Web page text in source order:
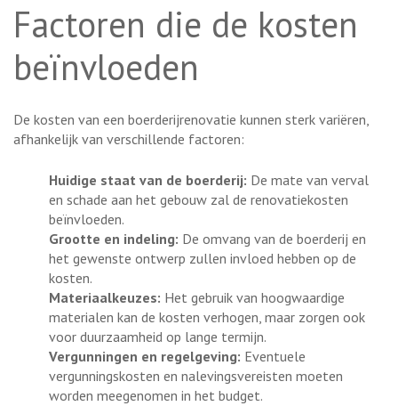
Factoren die de kosten
beïnvloeden
De kosten van een boerderijrenovatie kunnen sterk variëren,
afhankelijk van verschillende factoren:
Huidige staat van de boerderij: De mate van verval
en schade aan het gebouw zal de renovatiekosten
beïnvloeden.
Grootte en indeling: De omvang van de boerderij en
het gewenste ontwerp zullen invloed hebben op de
kosten.
Materiaalkeuzes: Het gebruik van hoogwaardige
materialen kan de kosten verhogen, maar zorgen ook
voor duurzaamheid op lange termijn.
Vergunningen en regelgeving: Eventuele
vergunningskosten en nalevingsvereisten moeten
worden meegenomen in het budget.